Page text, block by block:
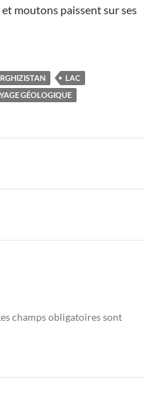
et moutons paissent sur ses
LAC
GÉOLOGIQUE
champs obligatoires sont